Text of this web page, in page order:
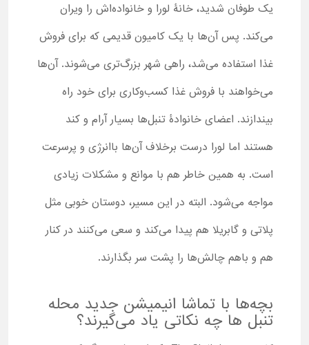
یک طوفان شدید، خانۀ لورا و خانواده‌اش را ویران
می‌کند. پس آن‌ها با یک کامیون قدیمی که برای فروش
غذا استفاده می‌شد، راهی شهر بزرگ‌تری می‌شوند. آن‌ها
می‌خواهند با فروش غذا کسب‌وکاری برای خود راه
بیندازند. اعضای خانوادۀ تنبل‌ها بسیار آرام و کند
هستند اما لورا درست برخلاف آن‌ها باانرژی‌ و پرسرعت
است. به همین خاطر هم با موانع و مشکلات زیادی
مواجه می‌شود. البته در این مسیر، دوستان خوبی مثل
پلاتی و گابریلا هم پیدا می‌کند و سعی می‌کنند در کنار
هم و باهم چالش‌ها را پشت سر بگذارند.
بچه‌ها با تماشا انیمیشن جدید محله
تنبل ها چه نکاتی یاد می‌گیرند؟